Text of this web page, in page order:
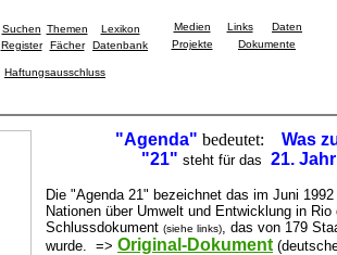
Suchen Themen
Lexikon
Register
Fächer Datenbank
Medien Links
Daten
Projekte
Dokumente
Haftungsausschluss
"Agenda" bedeutet: Was
"21" steht für das 21.
Die "Agenda 21" bezeichnet das im Juni
Nationen über Umwelt und Entwicklung in
Schlussdokument (siehe links), das von 179
wurde. => Original-Dokument